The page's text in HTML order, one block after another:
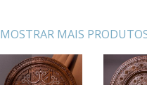
MOSTRAR MAIS